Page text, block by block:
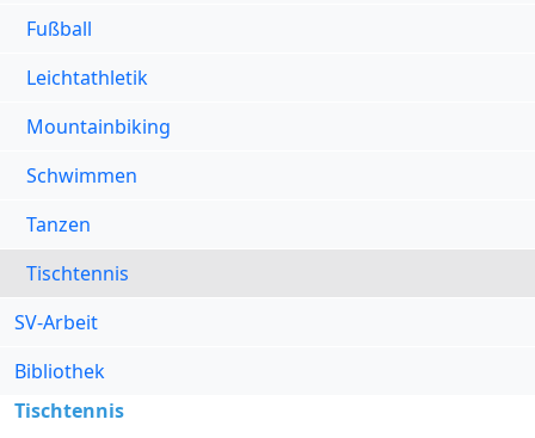
Fußball
Leichtathletik
Mountainbiking
Schwimmen
Tanzen
Tischtennis
SV-Arbeit
Bibliothek
Tischtennis